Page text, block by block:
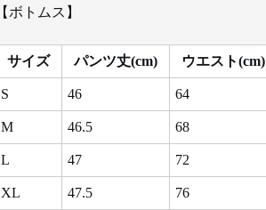
【ボトムス】
サイズ パンツ丈(cm) ウエスト(cm)
S 46 64
M 46.5 68
L 47 72
XL 47.5 76